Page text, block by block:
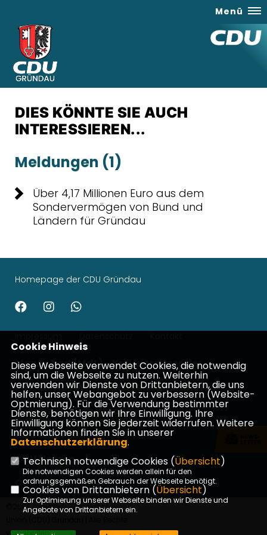
Menü
DIES KÖNNTE SIE AUCH
INTERESSIEREN...
Meldungen (1)
Über 4,17 Millionen Euro aus dem
Sondervermögen von Bund und
Ländern für Gründau
Homepage der CDU Gründau
Max Schad (MdL) - Kreisvorsitzender
Patrick Appel - Landtagsabgeordneter
Johannes Wiegelmann -
Bundestagsabgeordneter
CDU Main-Kinzig
CDU Hessen
CDU Deutschland
©2026 Christlich Demokratische
vorbehalten.
Cookie Hinweis
Diese Webseite verwendet Cookies, die notwendig
sind, um die Webseite zu nutzen. Weiterhin
verwenden wir Dienste von Drittanbietern, die uns
helfen, unser Webangebot zu verbessern (Website-
Optmierung). Für die Verwendung bestimmter
Dienste, benötigen wir Ihre Einwilligung. Ihre
Einwilligung können Sie jederzeit widerrufen. Weitere
Informationen finden Sie in unserer
Datenschutzerklärung.
Technisch notwendige Cookies (Übersicht)
Die notwendigen Cookies werden allein für den
ordnungsgemäßen Gebrauch der Webseite benötigt.
Cookies von Drittanbietern (Übersicht)
Zur Optimierung unserer Webseite binden wir Dienste und
Angebote von Drittanbietern ein.